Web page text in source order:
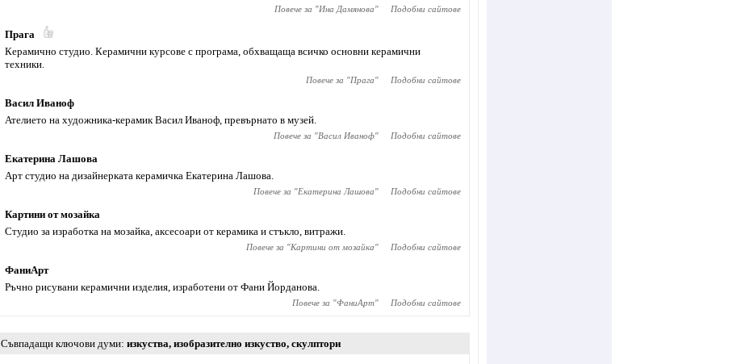
Повече за "Ина Дамянова" Подобни сайтове
Прага
Керамично студио. Керамични курсове с програма, обхващаща всичко основни керамични
техники.
Повече за "Прага" Подобни сайтове
Васил Иваноф
Ателието на художника-керамик Васил Иваноф, превърнато в музей.
Повече за "Васил Иваноф" Подобни сайтове
Екатерина Лашова
Арт студио на дизайнерката керамичка Екатерина Лашова.
Повече за "Екатерина Лашова" Подобни сайтове
Картини от мозайка
Студио за изработка на мозайка, аксесоари от керамика и стъкло, витражи.
Повече за "Картини от мозайка" Подобни сайтове
ФаниАрт
Ръчно рисувани керамични изделия, изработени от Фани Йорданова.
Повече за "ФаниАрт" Подобни сайтове
Съвпадащи ключови думи изкуства, изобразително изкуство, скулптори